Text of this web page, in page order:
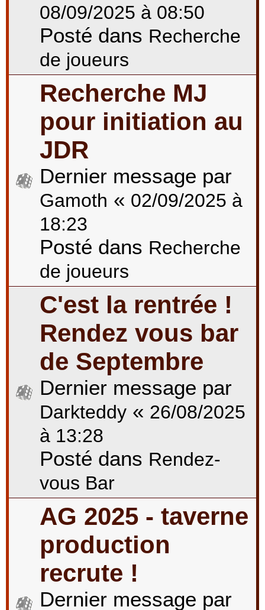
08/09/2025 à 08:50
Posté dans Recherche
de joueurs
Recherche MJ
pour initiation au
JDR
Dernier message par
Gamoth « 02/09/2025 à
18:23
Posté dans Recherche
de joueurs
C'est la rentrée !
Rendez vous bar
de Septembre
Dernier message par
Darkteddy « 26/08/2025
à 13:28
Posté dans Rendez-
vous Bar
AG 2025 - taverne
production
recrute !
Dernier message par